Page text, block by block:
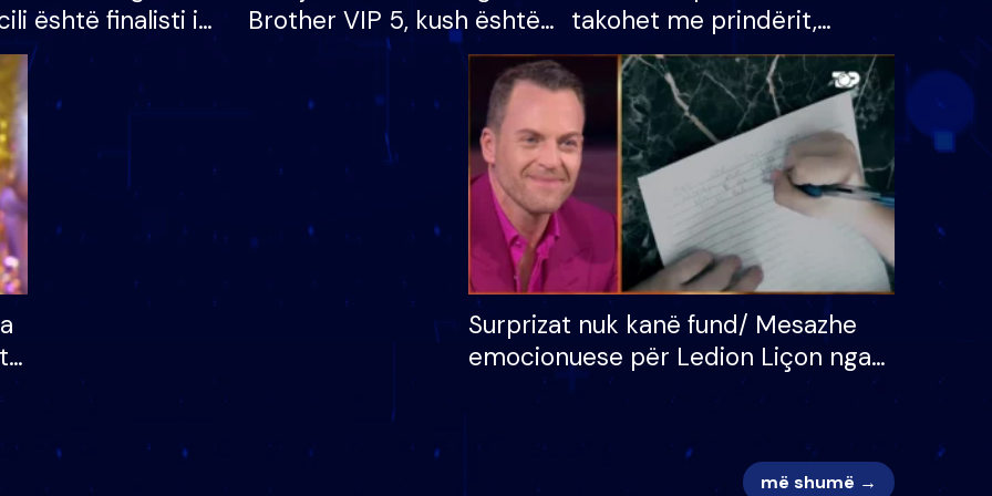
është finalisti i
lë shtëpinë
Brother VIP 5, kush është
banori i parë që lë shtëpinë
dhe humb mundësinë për
të fituar çmimin e madh
takohet me prindërit,
vajzën dhe bashkëshorten:
S’kemi ndonjë letër divorci
apo jo?
Surprizat nuk kanë fund/ Mesazhe
emocionuese për Ledion Liçon nga
nëna dhe fëmijët e tij, moderatori
më shumë →